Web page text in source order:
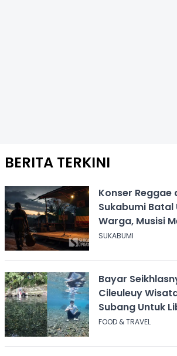
BERITA TERKINI
Konser Reggae
Sukabumi Batal
Warga, Musisi
Didiskreditkan
SUKABUMI
Bayar
Cileuleuy
Subang Untuk
FOOD & TRAVEL